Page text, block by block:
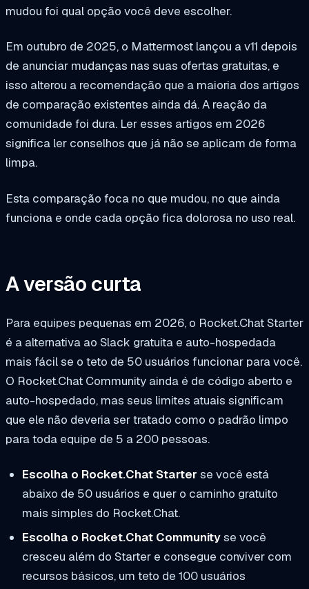
mudou foi qual opção você deve escolher.
Em outubro de 2025, o Mattermost lançou a v11 depois
de anunciar mudanças nas suas ofertas gratuitas, e
isso alterou a recomendação que a maioria dos artigos
de comparação existentes ainda dá. A reação da
comunidade foi dura. Ler esses artigos em 2026
significa ler conselhos que já não se aplicam de forma
limpa.
Esta comparação foca no que mudou, no que ainda
funciona e onde cada opção fica dolorosa no uso real.
A versão curta
Para equipes pequenas em 2026, o Rocket.Chat Starter
é a alternativa ao Slack gratuita e auto-hospedada
mais fácil se o teto de 50 usuários funcionar para você.
O Rocket.Chat Community ainda é de código aberto e
auto-hospedado, mas seus limites atuais significam
que ele não deveria ser tratado como o padrão limpo
para toda equipe de 5 a 200 pessoas.
Escolha o Rocket.Chat Starter se você está
abaixo de 50 usuários e quer o caminho gratuito
mais simples do Rocket.Chat.
Escolha o Rocket.Chat Communityse você
cresceu além do Starter e consegue conviver com
recursos básicos, um teto de 100 usuários